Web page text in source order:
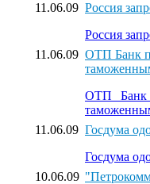
11.06.09 Россия
Россия
11.06.09 ОТП Банк
ОТП Банк
11.06.09 Госдума
Госдума
10.06.09